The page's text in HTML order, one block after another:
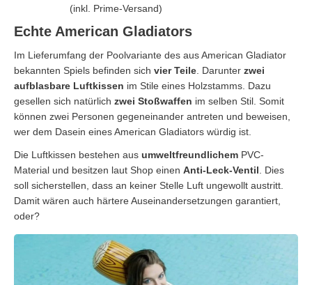
(inkl. Prime-Versand)
Echte American Gladiators
Im Lieferumfang der Poolvariante des aus American Gladiator
bekannten Spiels befinden sich vier Teile. Darunter zwei
aufblasbare Luftkissen im Stile eines Holzstamms. Dazu
gesellen sich natürlich zwei Stoßwaffen im selben Stil. Somit
können zwei Personen gegeneinander antreten und beweisen,
wer dem Dasein eines American Gladiators würdig ist.
Die Luftkissen bestehen aus umweltfreundlichem PVC-
Material und besitzen laut Shop einen Anti-Leck-Ventil. Dies
soll sicherstellen, dass an keiner Stelle Luft ungewollt austritt.
Damit wären auch härtere Auseinandersetzungen garantiert,
oder?